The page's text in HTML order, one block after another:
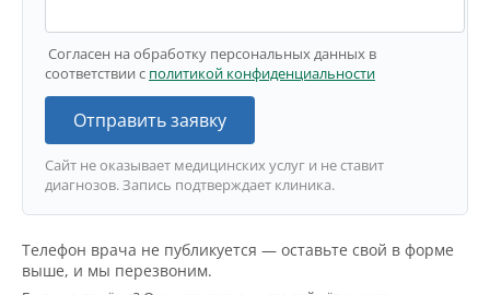
Согласен на обработку персональных данных в
соответствии с политикой конфиденциальности
Отправить заявку
Сайт не оказывает медицинских услуг и не ставит
диагнозов. Запись подтверждает клиника.
Телефон врача не публикуется — оставьте свой в форме
выше, и мы перезвоним.